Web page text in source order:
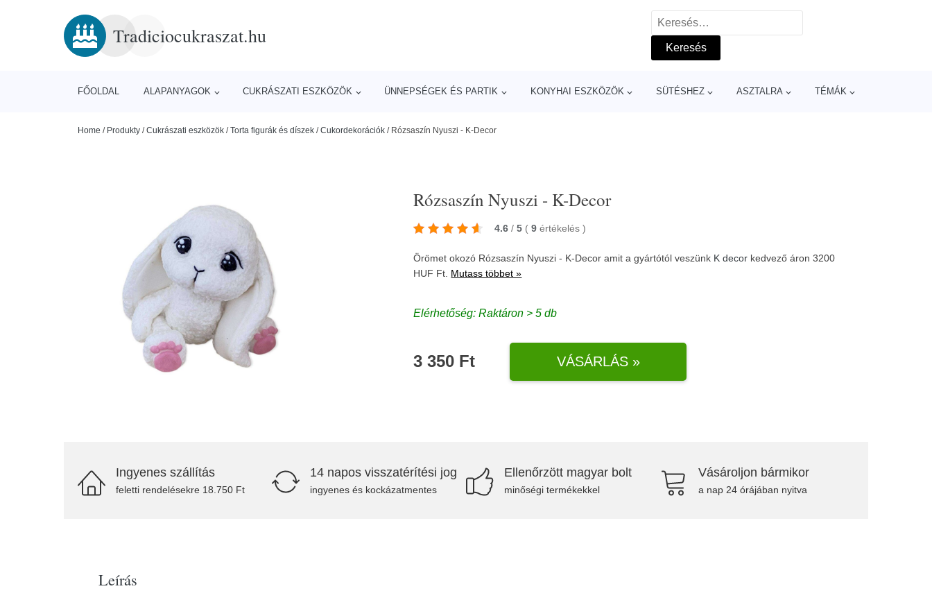
Tradiciocukraszat.hu
Keresés:
FŐOLDAL ALAPANYAGOK CUKRÁSZATI ESZKÖZÖK ÜNNEPSÉGEK ÉS PARTIK KONYHAI ESZKÖZÖK SÜTÉSHEZ ASZTALRA TÉMÁK
Home / Produkty /Cukrászati eszközök /Torta figurák és díszek /Cukordekorációk / Rózsaszín Nyuszi - K-Decor
Rózsaszín Nyuszi - K-Decor
4.6 / 5 ( 9 értékelés)
Örömet okozó Rózsaszín Nyuszi - K-Decor amit a gyártótól veszünk K decor kedvező áron 3200
HUF Ft. Mutass többet »
Elérhetőség: Raktáron > 5 db
3 350 Ft VÁSÁRLÁS »
Ingyenes szállítás
feletti rendelésekre 18.750 Ft
14 napos visszatérítési jog
ingyenes és kockázatmentes
Ellenőrzött magyar bolt
minőségi termékekkel
Vásároljon bármikor
a nap 24 órájában nyitva
Leírás